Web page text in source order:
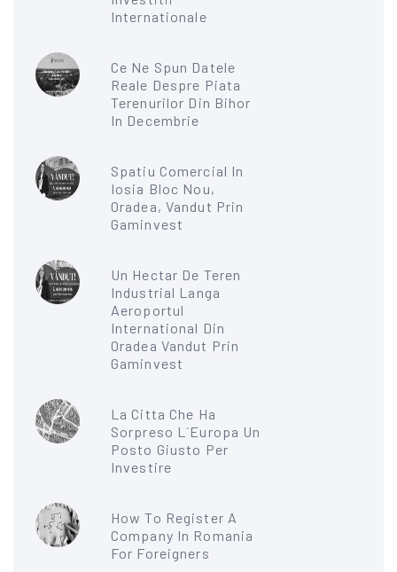
Internationale
Ce Ne Spun Datele
Reale Despre Piata
Terenurilor Din Bihor
In Decembrie
Spatiu Comercial In
Iosia Bloc Nou,
Oradea, Vandut Prin
Gaminvest
Un Hectar De Teren
Industrial Langa
Aeroportul
International Din
Oradea Vandut Prin
Gaminvest
La Citta Che Ha
Sorpreso L`Europa Un
Posto Giusto Per
Investire
How To Register A
Company In Romania
For Foreigners